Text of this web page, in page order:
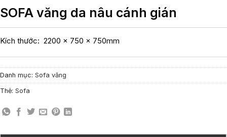
SOFA văng da nâu cánh gián
Kích thước: 2200 x 750 x 750mm
Danh mục: Sofa văng
Thẻ: Sofa